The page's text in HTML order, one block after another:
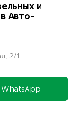
и
Авто-
2/1
WhatsApp